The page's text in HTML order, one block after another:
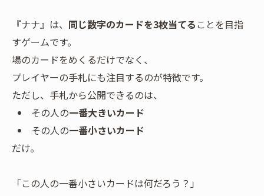
『ナナ』は、 同じ数字のカードを3枚当てる ことを目指
すゲームです。
場のカードをめくるだけでなく、
プレイヤーの手札にも注目するのが特徴です。
ただし、手札から公開できるのは、
その人の一番大きいカード
その人の一番小さいカード
だけ。
「この人の一番小さいカードは何だろう？」